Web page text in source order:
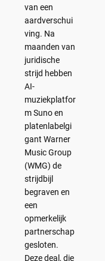
van een
aardverschui
ving. Na
maanden van
juridische
strijd hebben
AI-
muziekplatfor
m Suno en
platenlabelgi
gant Warner
Music Group
(WMG) de
strijdbijl
begraven en
een
opmerkelijk
partnerschap
gesloten.
Deze deal, die